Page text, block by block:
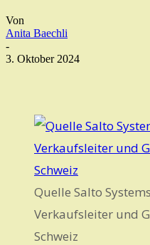
Von
Anita Baechli
-
3. Oktober 2024
Quelle Salto
Verkaufsleiter und
Schweiz